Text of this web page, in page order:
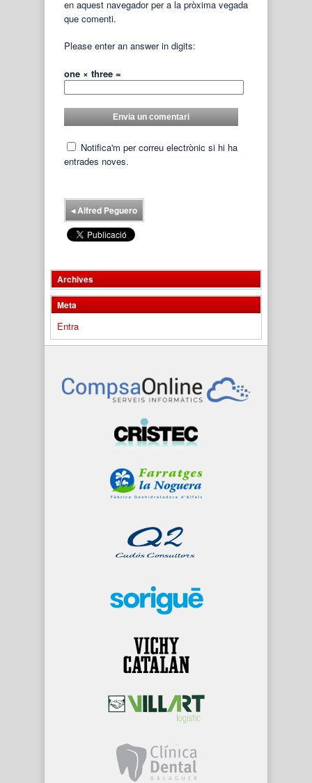
en aquest navegador per a la pròxima vegada
que comenti.
Please enter an answer in digits:
one × three =
Notifica'm per correu electrònic si hi ha
entrades noves.
◂Alfred Peguero
Archives
Meta
Entra